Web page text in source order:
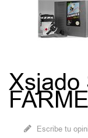
Xsjado
Escribe tu